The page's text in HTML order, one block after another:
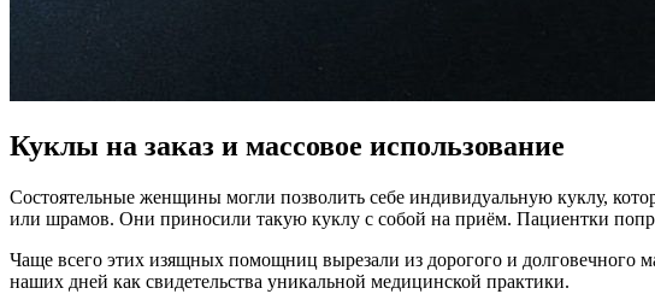
Куклы на заказ и массовое использование
Состоятельные женщины могли позволить себе индивидуальную куклу,
или шрамов. Они приносили такую куклу с собой на приём. Пациентки
Чаще всего этих изящных помощниц вырезали из дорогого и долговечного
наших дней как свидетельства уникальной медицинской практики.